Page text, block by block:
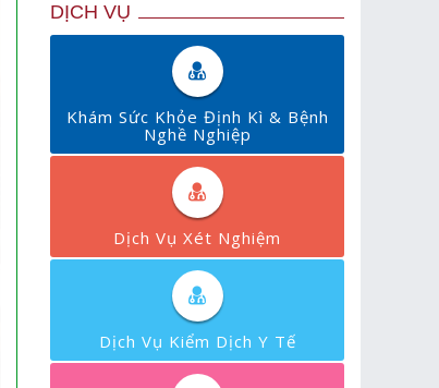
DỊCH VỤ
Khám Sức Khỏe Định Kì & Bệnh
Nghề Nghiệp
Dịch Vụ Xét Nghiệm
Dịch Vụ Kiểm Dịch Y Tế